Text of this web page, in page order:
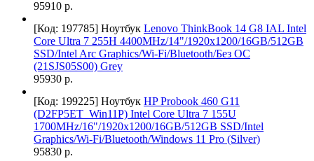
95910 р.
[Код: 197785] Ноутбук Lenovo ThinkBook 14 G8 IAL Intel
Core Ultra 7 255H 4400MHz/14"/1920x1200/16GB/512GB
SSD/Intel Arc Graphics/Wi-Fi/Bluetooth/Без ОС
(21SJS05S00) Grey
95930 р.
[Код: 199225] Ноутбук HP Probook 460 G11
(D2FP5ET_Win11P) Intel Core Ultra 7 155U
1700MHz/16"/1920x1200/16GB/512GB SSD/Intel
Graphics/Wi-Fi/Bluetooth/Windows 11 Pro (Silver)
95830 р.